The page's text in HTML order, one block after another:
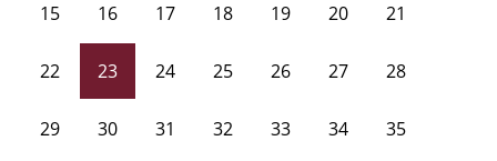
15 16 17 18 19 20 21
22 23 24 25 26 27 28
29 30 31 32 33 34 35